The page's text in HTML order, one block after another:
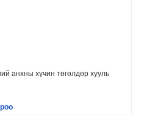
анхны хүчин төгөлдөр хууль